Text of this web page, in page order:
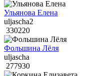
Ульянова Елена
uljascha2
330220
Фольшина Лёля
uljascha
277930